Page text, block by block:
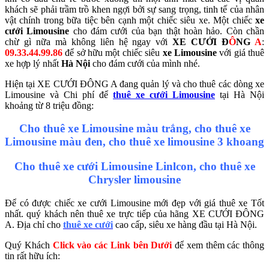
khách sẽ phải trầm trồ khen ngợi bởi sự sang trọng, tinh tế của nhân
vật chính trong bữa tiệc bên cạnh một chiếc siêu xe. Một chiếc xe
cưới Limousine cho đám cưới của bạn thật hoàn hảo. Còn chần
chừ gì nữa mà không liên hệ ngay vớiXE CƯỚI ĐÔNG A:
09.33.44.99.86 để sở hữu một chiếc siêu xe Limousinevới giá thuê
xe hợp lý nhất Hà Nội cho đám cưới của mình nhé.
Hiện tại XE CƯỚI ĐÔNG A đang quản lý và cho thuê các dòng xe
Limousine và Chi phí để thuê xe cưới Limousine tại Hà Nội
khoảng từ 8 triệu đồng:
Cho thuê xe Limousine màu trắng, cho thuê xe
Limousine màu đen, cho thuê xe limousine 3 khoang
Cho thuê xe cưới Limousine Linlcon, cho thuê xe
Chrysler limousine
Để có được chiếc xe cưới Limousine mới đẹp với giá thuê xe Tốt
nhất. quý khách nên thuê xe trực tiếp của hãng XE CƯỚI ĐÔNG
A. Địa chỉ cho thuê xe cưới cao cấp, siêu xe hàng đầu tại Hà Nội.
Quý Khách Click vào các Link bên Dưới để xem thêm các thông
tin rất hữu ích: